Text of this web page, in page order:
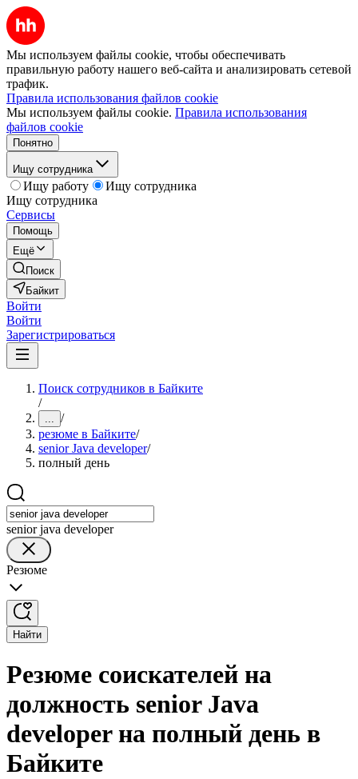
Мы используем файлы cookie, чтобы обеспечивать
правильную работу нашего веб-сайта и анализировать сетевой
трафик.
Правила использования файлов cookie
Мы используем файлы cookie. Правила использования
файлов cookie
Понятно
Ищу сотрудника
Ищу работу
Ищу сотрудника
Ищу сотрудника
Сервисы
Помощь
Ещё
Поиск
Байкит
Войти
Войти
Зарегистрироваться
Поиск сотрудников в Байките
/
... /
резюме в Байките/
senior Java developer/
полный день
senior java developer
Резюме
Найти
Резюме соискателей на
должность senior Java
developer на полный день в
Байките